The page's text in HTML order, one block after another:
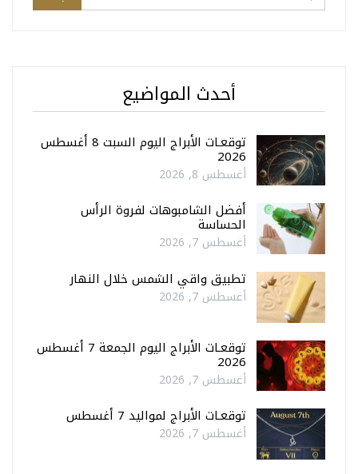
أحدث المواضيع
توقعـات الأبراج اليوم السبت 8 أغسطس
2026
أغسطس 8, 2026
أفضل الشامبوهات لفروة الرأس
الحساسة
أغسطس 7, 2026
تطبيق واقي الشمس خلال النهار
أغسطس 7, 2026
توقعـات الأبراج اليوم الجمعة 7 أغسطس
2026
أغسطس 7, 2026
توقعـات الأبراج لمواليد 7 أغسطس
أغسطس 7, 2026